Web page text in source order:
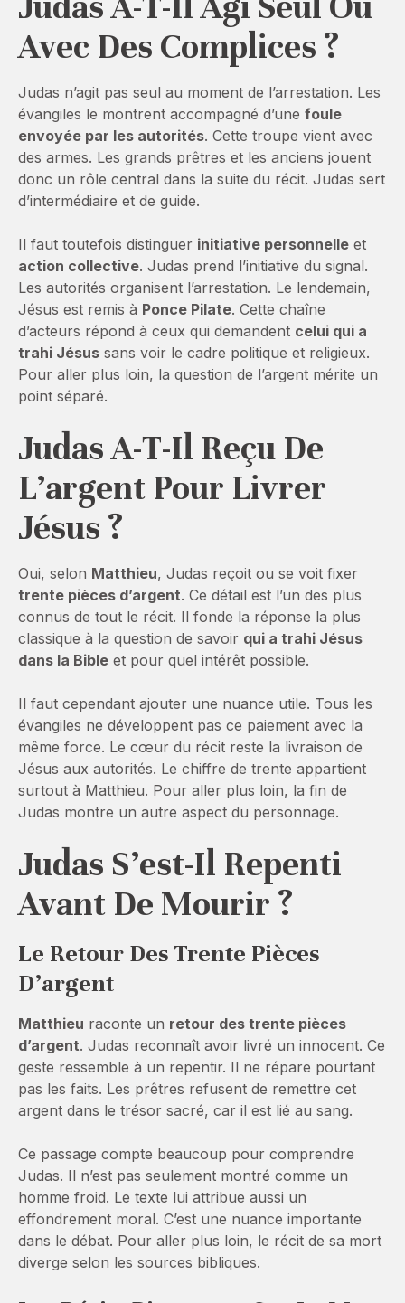
Avec Des Complices ?
Judas n’agit pas seul au moment de l’arrestation. Les
évangiles le montrent accompagné d’une foule
envoyée par les autorités. Cette troupe vient avec
des armes. Les grands prêtres et les anciens jouent
donc un rôle central dans la suite du récit. Judas sert
d’intermédiaire et de guide.
Il faut toutefois distinguer initiative personnelle et
action collective. Judas prend l’initiative du signal.
Les autorités organisent l’arrestation. Le lendemain,
Jésus est remis à Ponce Pilate. Cette chaîne
d’acteurs répond à ceux qui demandent celui qui a
trahi Jésus sans voir le cadre politique et religieux.
Pour aller plus loin, la question de l’argent mérite un
point séparé.
Judas A-T-Il Reçu De
L’argent Pour Livrer
Jésus ?
Oui, selon Matthieu, Judas reçoit ou se voit fixer
trente pièces d’argent. Ce détail est l’un des plus
connus de tout le récit. Il fonde la réponse la plus
classique à la question de savoir qui a trahi Jésus
dans la Bible et pour quel intérêt possible.
Il faut cependant ajouter une nuance utile. Tous les
évangiles ne développent pas ce paiement avec la
même force. Le cœur du récit reste la livraison de
Jésus aux autorités. Le chiffre de trente appartient
surtout à Matthieu. Pour aller plus loin, la fin de
Judas montre un autre aspect du personnage.
Judas S’est-Il Repenti
Avant De Mourir ?
Le Retour Des Trente Pièces
D’argent
Matthieu raconte un retour des trente pièces
d’argent. Judas reconnaît avoir livré un innocent. Ce
geste ressemble à un repentir. Il ne répare pourtant
pas les faits. Les prêtres refusent de remettre cet
argent dans le trésor sacré, car il est lié au sang.
Ce passage compte beaucoup pour comprendre
Judas. Il n’est pas seulement montré comme un
homme froid. Le texte lui attribue aussi un
effondrement moral. C’est une nuance importante
dans le débat. Pour aller plus loin, le récit de sa mort
diverge selon les sources bibliques.